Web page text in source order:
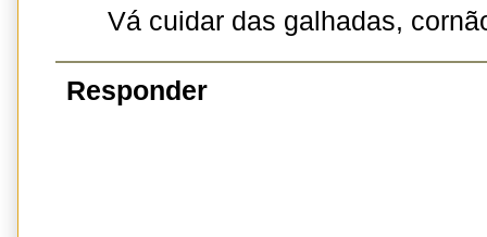
Vá cuidar das galhadas,
Responder